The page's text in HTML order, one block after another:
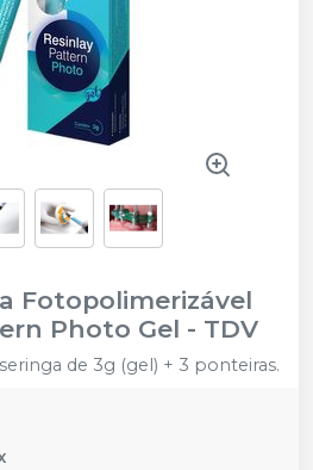
Fotopolimerizável
Photo Gel - TDV
de 3g (gel) + 3 ponteiras.